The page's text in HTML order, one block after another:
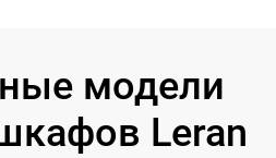
модели
Leran